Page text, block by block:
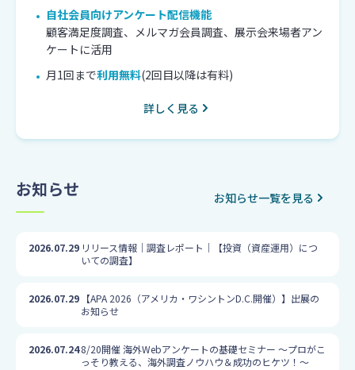
自社会員向けアンケート配信機能
顧客満足度調査、メルマガ会員調査、展示会来場者アン
ケートに活用
月1回まで利用無料(2回目以降は有料)
詳しく見る
お知らせ お知らせ一覧を見る
2026.07.29 リリース情報｜調査レポート｜【投資（資産運用）につ
いての調査】
2026.07.29 【APA 2026（アメリカ・ワシントンD.C.開催）】出展の
お知らせ
2026.07.248/20開催 海外Webアンケートの基礎セミナー ～プロがこ
っそり教える、海外調査ノウハウ＆成功のヒケツ！～